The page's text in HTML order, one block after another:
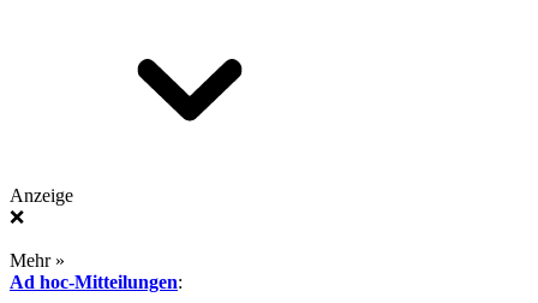
Anzeige
❌
Mehr »
Ad hoc-Mitteilungen: